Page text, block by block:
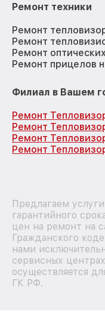
Ремонт техники
Ремонт
Ремонт
Ремонт
Ремонт прицелов
Филиал в Вашем
Ремонт
Ремонт
Ремонт
Ремонт
Предлагаем
гарантийного
цен на ремонт на
Гражданского
нами
сервисных
осуществляется
ГК РФ.